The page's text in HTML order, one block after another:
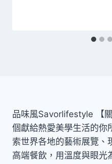
品味風Savorlifestyle 【
個獻給熱愛美學生活的你
索世界各地的藝術展覽、
高端餐飲，用溫度與眼光